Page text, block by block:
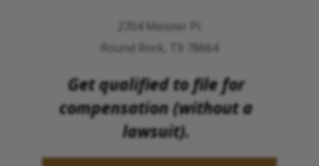
2704 Meister Pl.
Round Rock, TX 78664
Get qualified to file for
compensation (without a
lawsuit).